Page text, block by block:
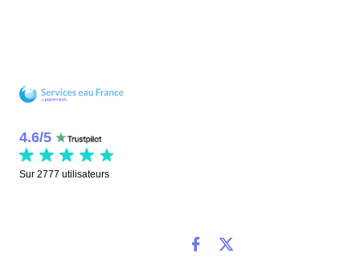
4.6/5
Sur 2777 utilisateurs